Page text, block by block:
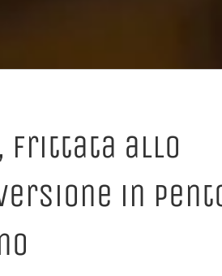
Frittata allo
in